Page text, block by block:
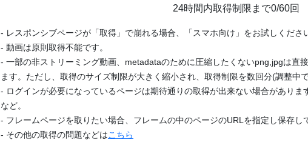
24時間内取得制限まで0/60回
- レスポンシブページが「取得」で崩れる場合、「スマホ向け」をお試しくださ
- 動画は原則取得不能です。
- 一部の非ストリーミング動画、metadataのために圧縮したくないpng,jpgは直
ます。ただし、取得のサイズ制限が大きく縮小され、取得制限を数回分(調整中
- ログインが必要になっているページは期待通りの取得が出来ない場合があり
など。
- フレームページを取りたい場合、フレームの中のページのURLを指定し保存し
- その他の取得の問題などはこちら